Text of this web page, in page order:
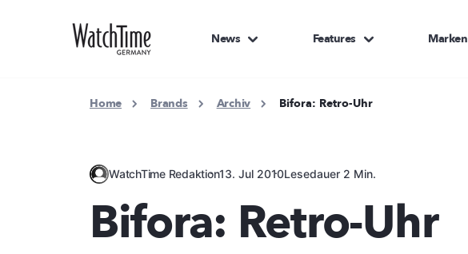
News Features Marken
Home Brands Archiv Bifora: Retro-Uhr
WatchTime Redaktion13. Jul 2010Lesedauer 2 Min.
Bifora: Retro-Uhr